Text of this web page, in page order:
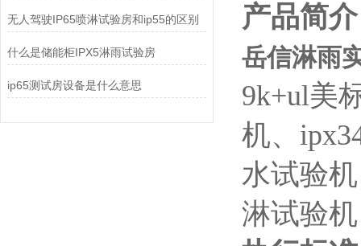
无人驾驶IP65喷淋试验房和ip55的区别
什么是储能柜IPX5淋雨试验房
ip65测试房设备是什么意思
产品简介
岳信淋雨
9k+ul美
机、
水试验
淋试验